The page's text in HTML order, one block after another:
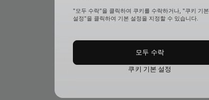
"모두 수락"을 클릭하여 쿠키를 수락하거나, "쿠키 기본
설정"을 클릭하여 기본 설정을 지정할 수 있습니다.
쿠키 기본 설정
모두 수락